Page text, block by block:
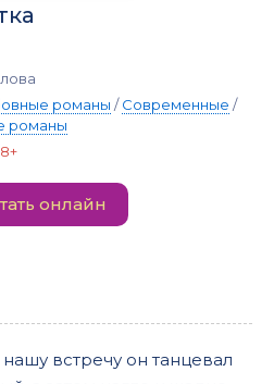
романы /Современные /
романы
онлайн
встречу он танцевал